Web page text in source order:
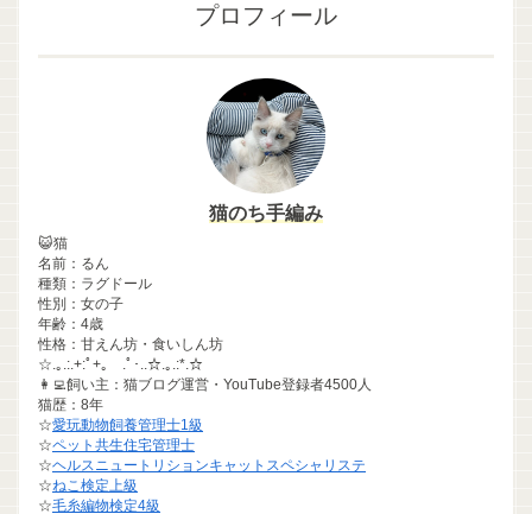
プロフィール
猫のち手編み
😺猫
名前：るん
種類：ラグドール
性別：女の子
年齢：4歳
性格：甘えん坊・食いしん坊
☆.｡.:.+:ﾟ+｡ .ﾟ･..☆.｡.:*.☆
👩‍💻飼い主：猫ブログ運営・YouTube登録者4500人
猫歴：8年
☆愛玩動物飼養管理士1級
☆ペット共生住宅管理士
☆ヘルスニュートリションキャットスペシャリステ
☆ねこ検定上級
☆毛糸編物検定4級